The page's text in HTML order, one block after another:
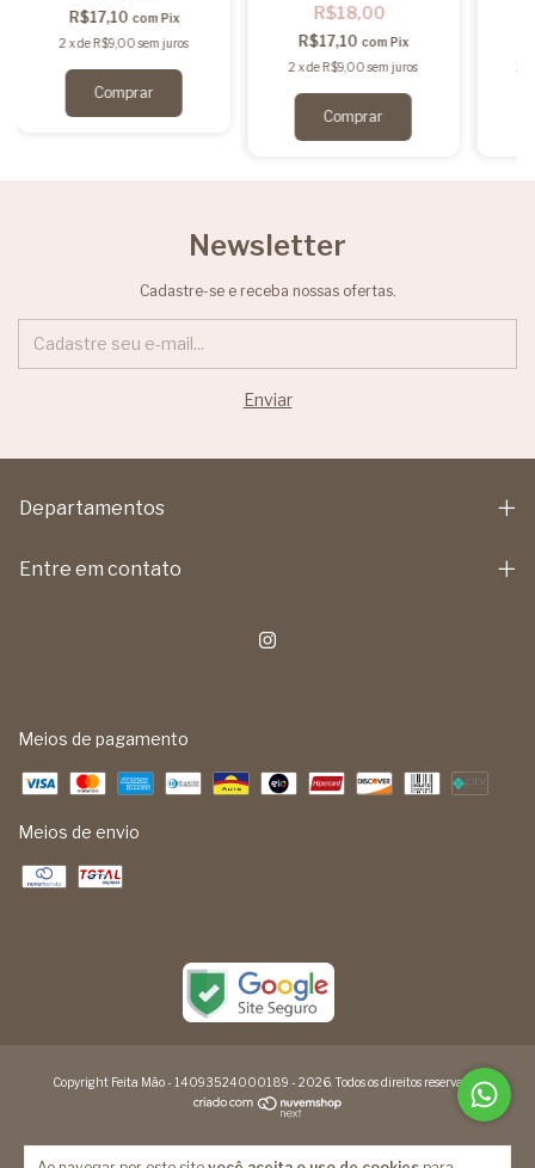
R$17,10 com Pix
2 xdeR$9,00 sem juros
R$18,00
R$17,10 com Pix
2 xdeR$9,00 sem juros
Newsletter
Cadastre-se e receba nossas ofertas.
Departamentos
Entre em contato
Meios de pagamento
Meios de envio
Copyright Feita Mão - 14093524000189 - 2026. Todos os direitos reservados.